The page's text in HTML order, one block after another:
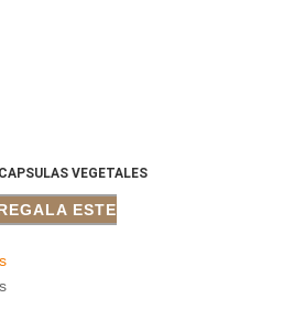
VEGETALES
ESTE